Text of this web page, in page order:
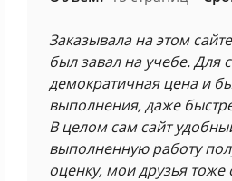
Заказывала на этом
был завал на учебе. Для
демократичная цена и
выполнения, даже
В целом сам сайт
выполненную работу
оценку, мои друзья